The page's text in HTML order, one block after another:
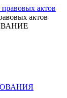
актов